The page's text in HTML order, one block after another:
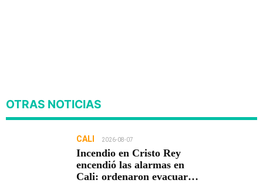
OTRAS NOTICIAS
CALI 2026-08-07
Incendio en Cristo Rey
encendió las alarmas en
Cali: ordenaron evacuar